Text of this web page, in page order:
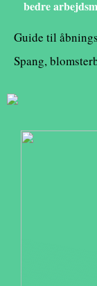
bedre
Guide til
Spang,